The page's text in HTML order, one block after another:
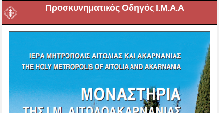
Προσκυνηματικός Οδηγός Ι.Μ.Α.Α